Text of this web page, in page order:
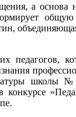
а основа
педагогов,
школы
конкурсе